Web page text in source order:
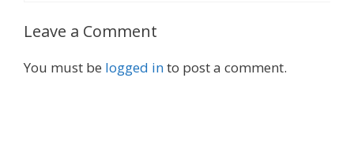
Leave a Comment
You must be logged into post a comment.